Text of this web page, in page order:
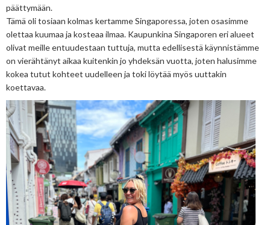
päättymään.
Tämä oli tosiaan kolmas kertamme Singaporessa, joten osasimme
olettaa kuumaa ja kosteaa ilmaa. Kaupunkina Singaporen eri alueet
olivat meille entuudestaan tuttuja, mutta edellisestä käynnistämme
on vierähtänyt aikaa kuitenkin jo yhdeksän vuotta, joten halusimme
kokea tutut kohteet uudelleen ja toki löytää myös uuttakin
koettavaa.